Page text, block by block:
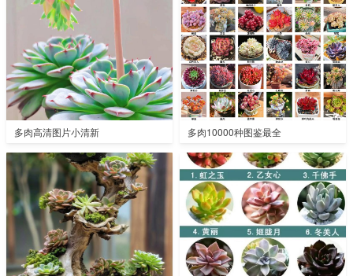
多肉高清图片小清新 多肉10000种图鉴最全